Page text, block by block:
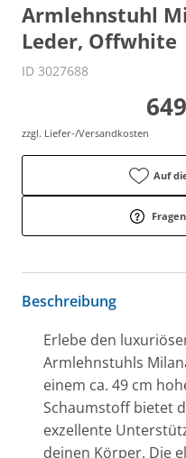
Armlehnstuhl
Leder, Offwhite
ID 3027688
zzgl. Liefer-/Versandkosten
Auf
Beschreibung
Erlebe den
Armlehnstuhls
einem ca. 49 cm
Schaumstoff bietet
exzellente
deinen Körper. Die